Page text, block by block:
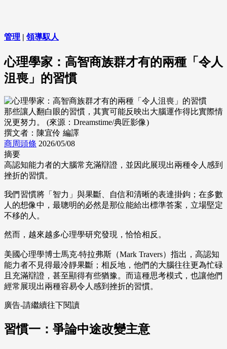
管理 | 領導馭人
心理學家：高智商族群才有的兩種「令人
沮喪」的習慣
那些讓人翻白眼的習慣，其實可能反映出大腦運作得比實際情
況更努力。 (來源：Dreamstime/典匠影像)
撰文者：陳宜伶 編譯
商周頭條 2026/05/08
摘要
高認知能力者的大腦常充滿辯證，並因此展現出兩種令人感到
挫折的習慣。
我們習慣將「智力」與果斷、自信和清晰的表達掛鉤；在多數
人的想像中，最聰明的必然是那位能給出標準答案，立場堅定
不移的人。
然而，越來越多心理學研究發現，恰恰相反。
美國心理學博士馬克‧特拉弗斯（Mark Travers）指出，高認知
能力者不見得最冷靜果斷；相反地，他們的大腦往往更為忙碌
且充滿辯證，甚至顯得有些猶豫。而這種思考模式，也讓他們
經常展現出兩種容易令人感到挫折的習慣。
廣告-請繼續往下閱讀
習慣一：爭論中途改變主意